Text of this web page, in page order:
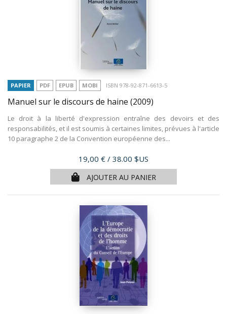
PAPIER PDF EPUB MOBI ISBN 978-92-871-6613-5
Manuel sur le discours de haine (2009)
Le droit à la liberté d'expression entraîne des devoirs et des
responsabilités, et il est soumis à certaines limites, prévues à l'article
10 paragraphe 2 de la Convention européenne des...
Prix
19,00 € / 38.00 $US
AJOUTER AU PANIER